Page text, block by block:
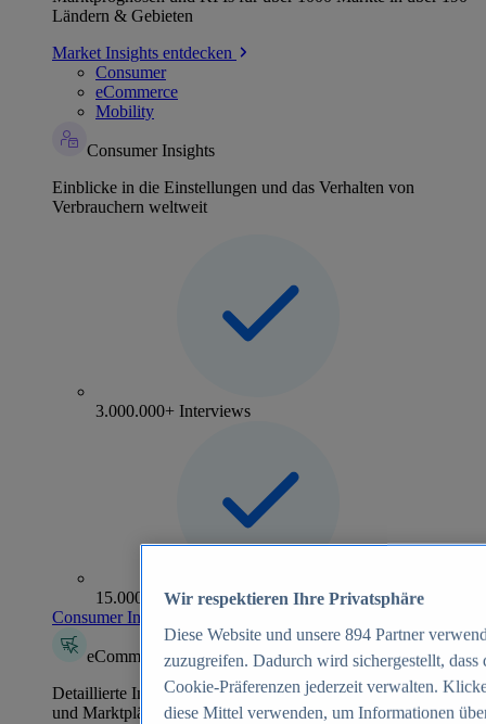
Ländern & Gebieten
Market Insights entdecken
Consumer
eCommerce
Mobility
Consumer Insights
Einblicke in die Einstellungen und das Verhalten von
Verbrauchern weltweit
3.000.000+ Interviews
15.000+ Marken
Consumer Insights entdecken
eCommerce Insights
Detaillierte Informationen zu mehr als 39.000 Online-Shops
und Marktplätzen
Wir respektieren Ihre Privatsphäre
Diese Website und unsere 894 Partner
zuzugreifen. Dadurch wird sichergestellt,
Cookie-Präferenzen jederzeit verwalten.
diese Mittel verwenden, um Informationen